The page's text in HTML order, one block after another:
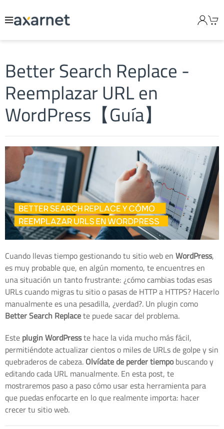
Better Search Replace -
Reemplazar URL en
WordPress【Guía】
Cuando llevas tiempo gestionando tu sitio web enWordPress,
es muy probable que, en algún momento, te encuentres en
una situación un tanto frustrante: ¿cómo cambias todas esas
URLs cuando migras tu sitio o pasas de HTTP a HTTPS? Hacerlo
manualmente es una pesadilla, ¿verdad?. Un plugin como
Better Search Replacete puede sacar del problema.
Esteplugin WordPresste hace la vida mucho más fácil,
permitiéndote actualizar cientos o miles de URLs de golpe y sin
quebraderos de cabeza.Olvídate de perder tiempobuscando y
editando cada URL manualmente. En esta post, te
mostraremos paso a paso cómo usar esta herramienta para
que puedas enfocarte en lo que realmente importa: hacer
crecer tu sitio web.